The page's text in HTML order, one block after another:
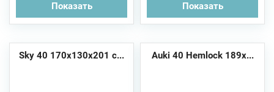
Показать Показать
Sky 40 170x130x201 с... Auki 40 Hemlock 189x...